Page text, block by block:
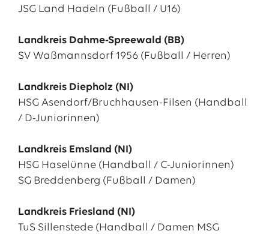
JSG Land Hadeln (Fußball / U16)
Landkreis Dahme-Spreewald (BB)
SV Waßmannsdorf 1956 (Fußball / Herren)
Landkreis Diepholz (NI)
HSG Asendorf/Bruchhausen-Filsen (Handball
/ D-Juniorinnen)
Landkreis Emsland (NI)
HSG Haselünne (Handball / C-Juniorinnen)
SG Breddenberg (Fußball / Damen)
Landkreis Friesland (NI)
TuS Sillenstede (Handball / Damen MSG